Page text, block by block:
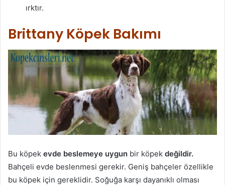
ırktır.
Brittany Köpek Bakımı
Bu köpek evde beslemeye uygun bir köpek değildir.
Bahçeli evde beslenmesi gerekir. Geniş bahçeler özellikle
bu köpek için gereklidir. Soğuğa karşı dayanıklı olması